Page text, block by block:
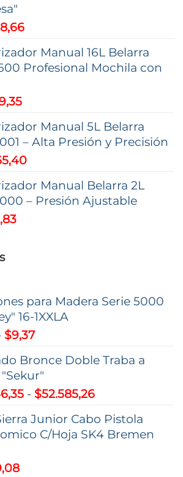
página
de
Manual 16L Belarra
Profesional Mochila con
Manual 5L Belarra
– Alta Presión y Precisión
Manual Belarra 2L
– Presión Ajustable
para Madera Serie 5000
16-1XXLA
$9,37Rango
precios:
desde
$7,74
hasta
$9,37
Bronce Doble Traba a
- $52.585,26Rango
precios:
desde
Junior Cabo Pistola
C/Hoja SK4 Bremen